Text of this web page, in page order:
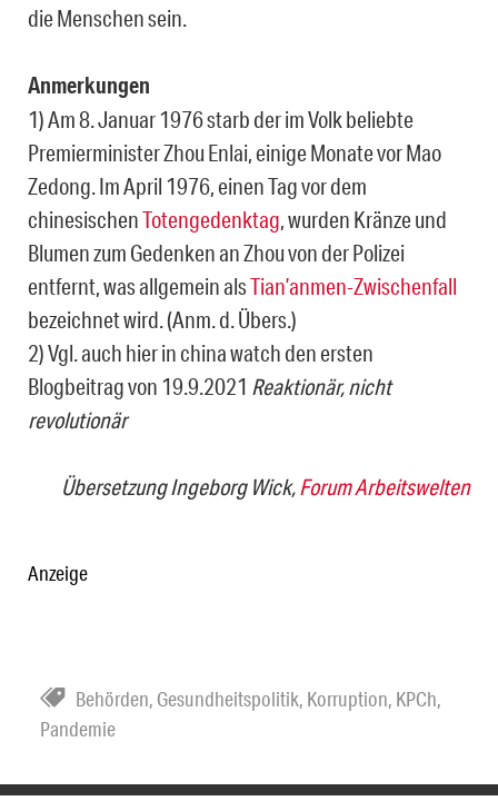
die Menschen sein.
Anmerkungen
1) Am 8. Januar 1976 starb der im Volk beliebte
Premierminister Zhou Enlai, einige Monate vor Mao
Zedong. Im April 1976, einen Tag vor dem
chinesischenTotengedenktag, wurden Kränze und
Blumen zum Gedenken an Zhou von der Polizei
entfernt, was allgemein alsTian’anmen-Zwischenfall
bezeichnet wird. (Anm. d. Übers.)
2) Vgl. auch hier in china watch den ersten
Blogbeitrag von 19.9.2021 Reaktionär, nicht
revolutionär
Übersetzung Ingeborg Wick,Forum Arbeitswelten
Anzeige
Behörden, Gesundheitspolitik, Korruption, KPCh,
Pandemie